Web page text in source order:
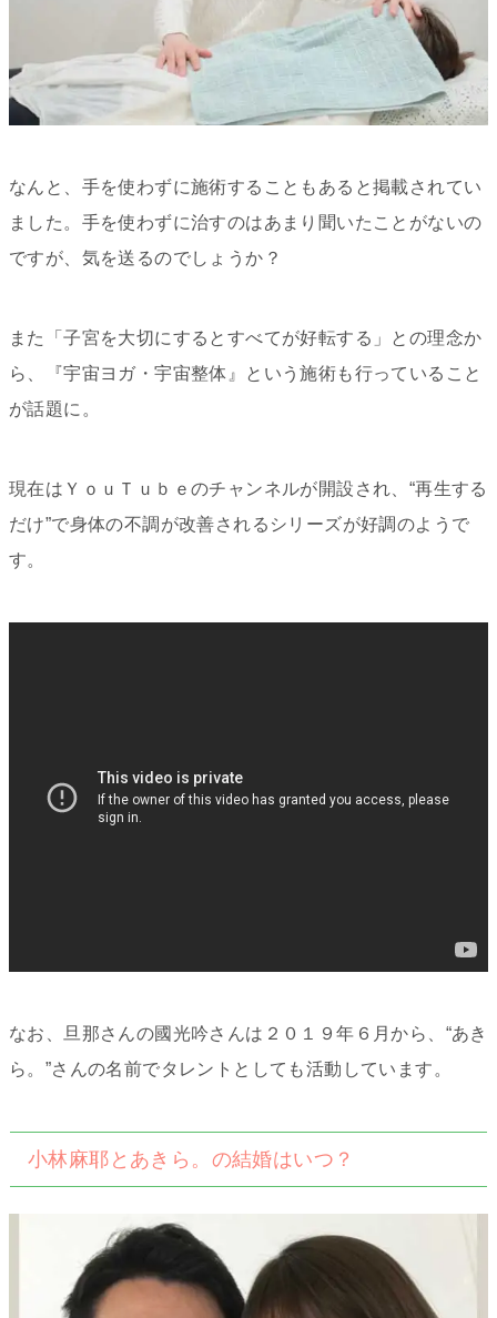
なんと、手を使わずに施術することもあると掲載されてい
ました。手を使わずに治すのはあまり聞いたことがないの
ですが、気を送るのでしょうか？
また「子宮を大切にするとすべてが好転する」との理念か
ら、『宇宙ヨガ・宇宙整体』という施術も行っていること
が話題に。
現在はＹｏｕＴｕｂｅのチャンネルが開設され、“再生する
だけ”で身体の不調が改善されるシリーズが好調のようで
す。
なお、旦那さんの國光吟さんは２０１９年６月から、“あき
ら。”さんの名前でタレントとしても活動しています。
小林麻耶とあきら。の結婚はいつ？